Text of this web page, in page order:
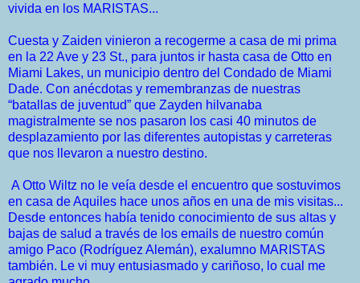
vivida en los MARISTAS...
Cuesta y Zaiden vinieron a recogerme a casa de mi prima
en la 22 Ave y 23 St., para juntos ir hasta casa de Otto en
Miami Lakes, un municipio dentro del Condado de Miami
Dade. Con anécdotas y remembranzas de nuestras
“batallas de juventud” que Zayden hilvanaba
magistralmente se nos pasaron los casi 40 minutos de
desplazamiento por las diferentes autopistas y carreteras
que nos llevaron a nuestro destino.
A Otto Wiltz no le veía desde el encuentro que sostuvimos
en casa de Aquiles hace unos años en una de mis visitas...
Desde entonces había tenido conocimiento de sus altas y
bajas de salud a través de los emails de nuestro común
amigo Paco (Rodríguez Alemán), exalumno MARISTAS
también. Le vi muy entusiasmado y cariñoso, lo cual me